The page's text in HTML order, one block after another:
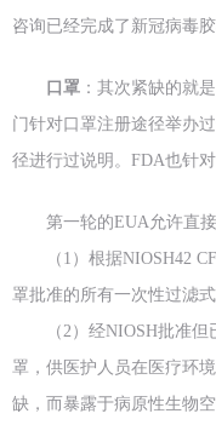
咨询已经完成了新冠病毒
口罩 ：其次紧缺的就
门针对口罩注册途径举办
径进行过说明。FDA也针
第一轮的EUA允许直
（1）根据NIOSH42
罩批准的所有一次性过滤
（2）经NIOSH批准
罩，供医护人员在医疗环
缺，而暴露于病原性生物空